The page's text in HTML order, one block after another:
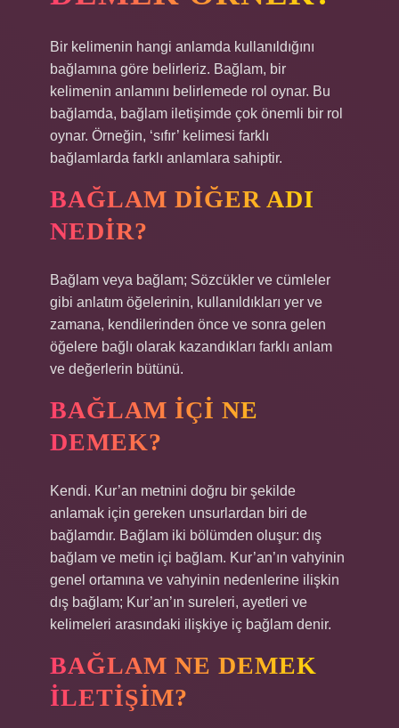
Bir kelimenin hangi anlamda kullanıldığını
bağlamına göre belirleriz. Bağlam, bir
kelimenin anlamını belirlemede rol oynar. Bu
bağlamda, bağlam iletişimde çok önemli bir rol
oynar. Örneğin, ‘sıfır’ kelimesi farklı
bağlamlarda farklı anlamlara sahiptir.
BAĞLAM DIĞER ADI
NEDIR?
Bağlam veya bağlam; Sözcükler ve cümleler
gibi anlatım öğelerinin, kullanıldıkları yer ve
zamana, kendilerinden önce ve sonra gelen
öğelere bağlı olarak kazandıkları farklı anlam
ve değerlerin bütünü.
BAĞLAM IÇI NE
DEMEK?
Kendi. Kur’an metnini doğru bir şekilde
anlamak için gereken unsurlardan biri de
bağlamdır. Bağlam iki bölümden oluşur: dış
bağlam ve metin içi bağlam. Kur’an’ın vahyinin
genel ortamına ve vahyinin nedenlerine ilişkin
dış bağlam; Kur’an’ın sureleri, ayetleri ve
kelimeleri arasındaki ilişkiye iç bağlam denir.
BAĞLAM NE DEMEK
ILETIŞIM?